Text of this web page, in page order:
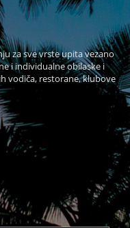
za sve vrste upita vezano
i individualne obilaske i
vodiča, restorane, klubove